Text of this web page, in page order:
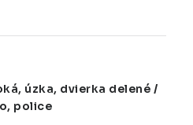
úzka, dvierka delené /
police